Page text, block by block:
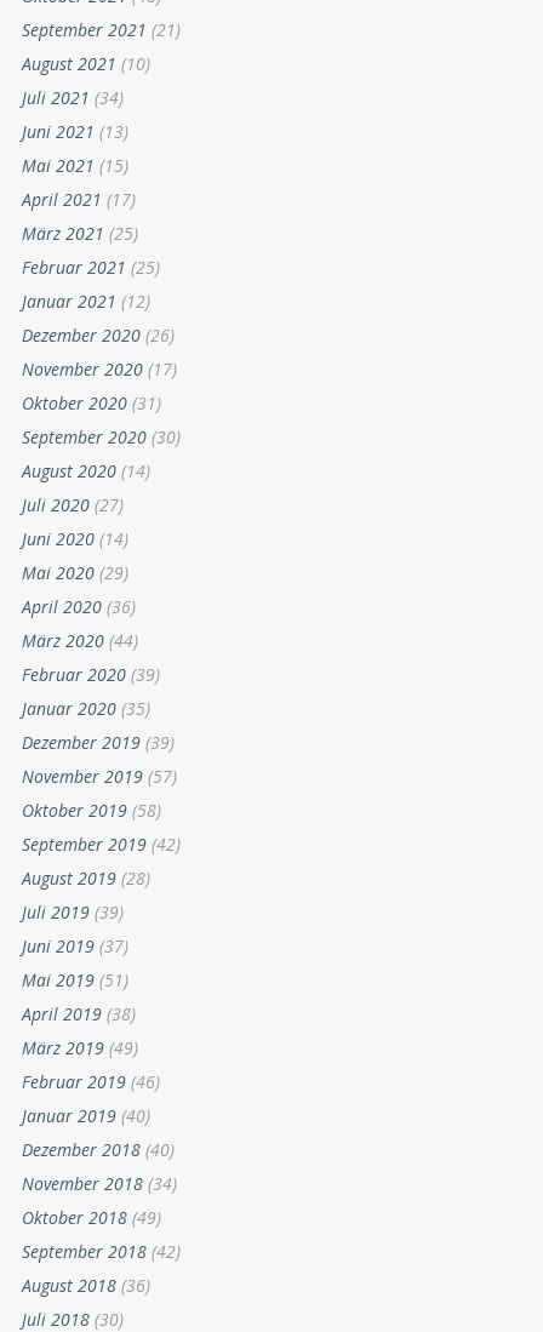
September 2021 (21)
August 2021 (10)
Juli 2021 (34)
Juni 2021 (13)
Mai 2021 (15)
April 2021 (17)
März 2021 (25)
Februar 2021 (25)
Januar 2021 (12)
Dezember 2020 (26)
November 2020 (17)
Oktober 2020 (31)
September 2020 (30)
August 2020 (14)
Juli 2020 (27)
Juni 2020 (14)
Mai 2020 (29)
April 2020 (36)
März 2020 (44)
Februar 2020 (39)
Januar 2020 (35)
Dezember 2019 (39)
November 2019 (57)
Oktober 2019 (58)
September 2019 (42)
August 2019 (28)
Juli 2019 (39)
Juni 2019 (37)
Mai 2019 (51)
April 2019 (38)
März 2019 (49)
Februar 2019 (46)
Januar 2019 (40)
Dezember 2018 (40)
November 2018 (34)
Oktober 2018 (49)
September 2018 (42)
August 2018 (36)
Juli 2018 (30)